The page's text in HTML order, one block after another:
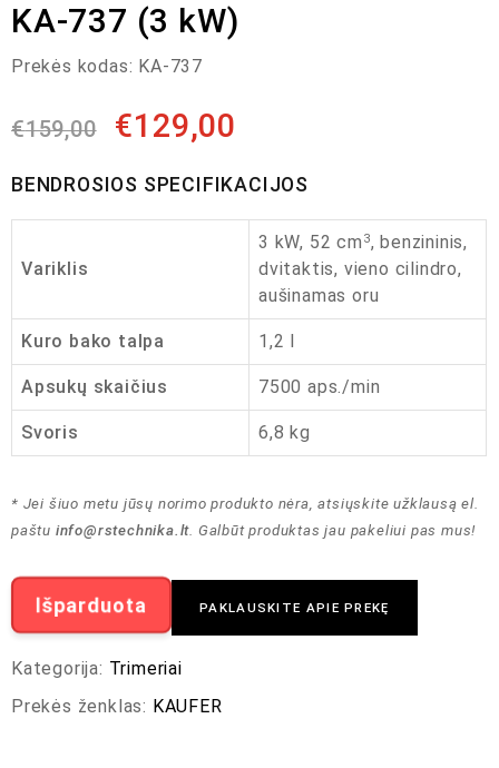
KA-737 (3 kW)
Prekės kodas: KA-737
€159,00 €129,00
BENDROSIOS SPECIFIKACIJOS
Variklis
3 kW, 52 cm 3, benzininis,
dvitaktis, vieno cilindro,
aušinamas oru
Kuro bako talpa 1,2 l
Apsukų skaičius 7500 aps./min
Svoris 6,8 kg
* Jei šiuo metu jūsų norimo produkto nėra, atsiųskite užklausą el.
paštu info@rstechnika.lt. Galbūt produktas jau pakeliui pas mus!
Išparduota PAKLAUSKITE APIE PREKĘ
Kategorija: Trimeriai
Prekės ženklas: KAUFER